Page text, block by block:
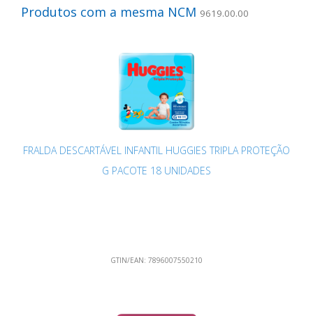
Produtos com a mesma NCM 9619.00.00
FRALDA DESCARTÁVEL INFANTIL HUGGIES TRIPLA PROTEÇÃO
G PACOTE 18 UNIDADES
GTIN/EAN: 7896007550210